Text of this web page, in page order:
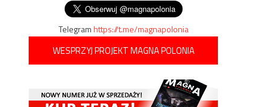
Telegramhttps://t.me/magnapolonia
WESPRZYJ PROJEKT MAGNA POLONIA